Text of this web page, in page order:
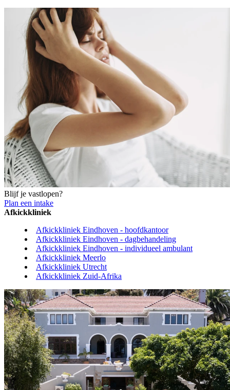
Blijf je vastlopen?
Plan een intake
Afkickkliniek
Afkickkliniek Eindhoven - hoofdkantoor
Afkickkliniek Eindhoven - dagbehandeling
Afkickkliniek Eindhoven - individueel ambulant
Afkickkliniek Meerlo
Afkickkliniek Utrecht
Afkickkliniek Zuid-Afrika